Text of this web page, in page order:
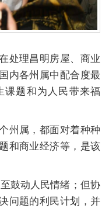
处理昌明房屋、商业
内各州属中配合度最
课题和为人民带来福
州属，都面对着种种
和商业经济等，是该
鼓动人民情绪；但协
问题的利民计划，并